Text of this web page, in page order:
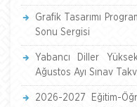
Grafik Tasarımı
Sonu Sergisi
Yabancı Diller
Ağustos Ayı Sınav
2026-2027 Eğitim-